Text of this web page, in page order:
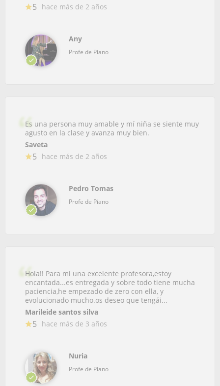
5 hace más de 2 años
Any
Profe de Piano
Es una persona muy amable y mí niña se siente muy
agusto en la clase y avanza muy bien.
Saveta
5 hace más de 2 años
Pedro Tomas
Profe de Piano
Hola!! Para mi una excelente profesora,estoy
encantada...es entregada y sobre todo tiene mucha
paciencia,he empezado de zero con ella, y
evolucionado mucho.os deseo que tengái...
Marileide santos silva
5 hace más de 3 años
Nuria
Profe de Piano